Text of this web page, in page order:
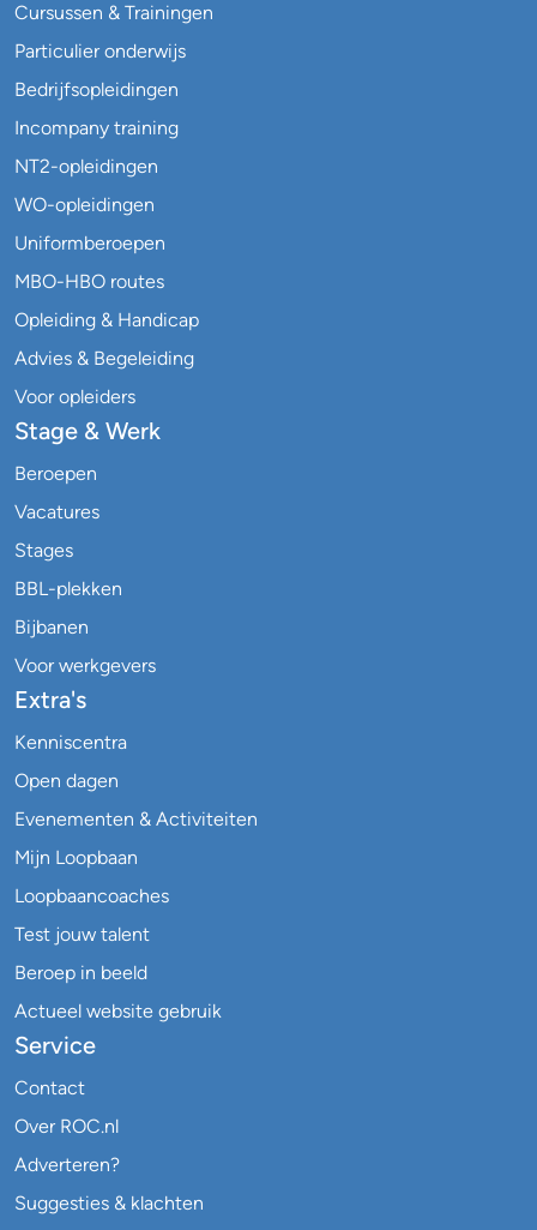
Cursussen & Trainingen
Particulier onderwijs
Bedrijfsopleidingen
Incompany training
NT2-opleidingen
WO-opleidingen
Uniformberoepen
MBO-HBO routes
Opleiding & Handicap
Advies & Begeleiding
Voor opleiders
Stage & Werk
Beroepen
Vacatures
Stages
BBL-plekken
Bijbanen
Voor werkgevers
Extra's
Kenniscentra
Open dagen
Evenementen & Activiteiten
Mijn Loopbaan
Loopbaancoaches
Test jouw talent
Beroep in beeld
Actueel website gebruik
Service
Contact
Over ROC.nl
Adverteren?
Suggesties & klachten